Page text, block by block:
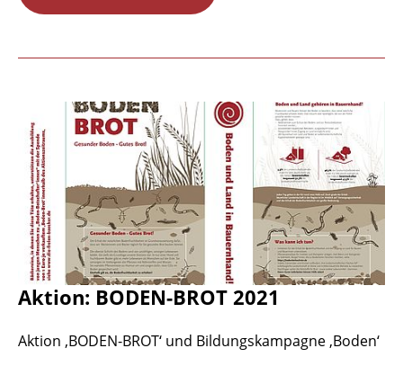
Aktion: BODEN-BROT 2021
Aktion ‚BODEN-BROT‘ und Bildungskampagne ‚Boden‘